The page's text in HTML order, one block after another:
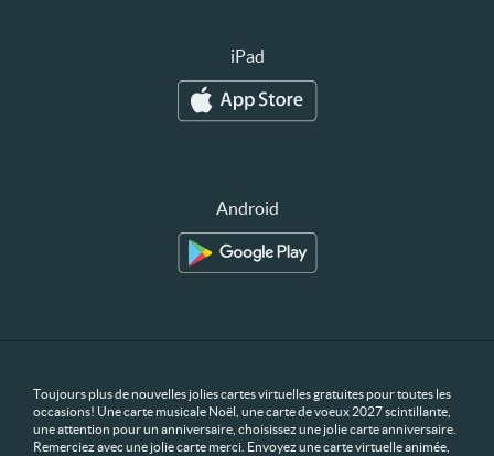
iPad
Android
Toujours plus de nouvelles jolies cartes virtuelles gratuites pour toutes les
occasions! Une carte musicale Noël, une carte de voeux 2027 scintillante,
une attention pour un anniversaire, choisissez une jolie carte anniversaire.
Remerciez avec une jolie carte merci. Envoyez une carte virtuelle animée,